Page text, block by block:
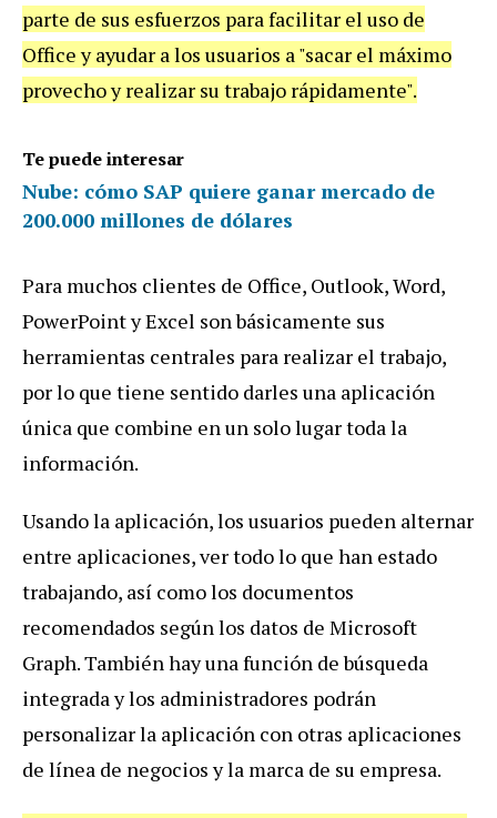
parte de sus esfuerzos para facilitar el uso de
Office y ayudar a los usuarios a "sacar el máximo
provecho y realizar su trabajo rápidamente".
Te puede interesar
Nube: cómo SAP quiere ganar mercado de
200.000 millones de dólares
Para muchos clientes de Office, Outlook, Word,
PowerPoint y Excel son básicamente sus
herramientas centrales para realizar el trabajo,
por lo que tiene sentido darles una aplicación
única que combine en un solo lugar toda la
información.
Usando la aplicación, los usuarios pueden alternar
entre aplicaciones, ver todo lo que han estado
trabajando, así como los documentos
recomendados según los datos de Microsoft
Graph. También hay una función de búsqueda
integrada y los administradores podrán
personalizar la aplicación con otras aplicaciones
de línea de negocios y la marca de su empresa.